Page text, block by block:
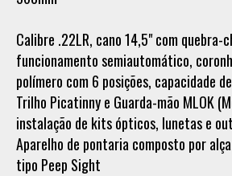
Calibre .22LR, cano 14,5" com quebra-
funcionamento semiautomático,
polímero com 6 posições, capacidade
Trilho Picatinny e Guarda-mão MLOK
instalação de kits ópticos, lunetas e
Aparelho de pontaria composto por
tipo Peep Sight